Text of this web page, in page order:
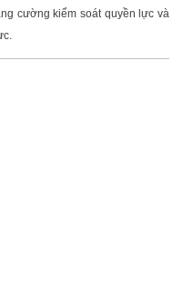
cường kiểm soát quyền lực và